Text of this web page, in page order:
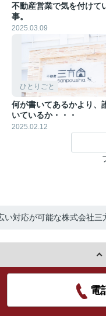
不動産営業で気を付けて
事。
2025.03.09
ひとりごと
何が書いてあるかより、
いているか・・・
2025.02.12
い対応が可能な株式会社三
電